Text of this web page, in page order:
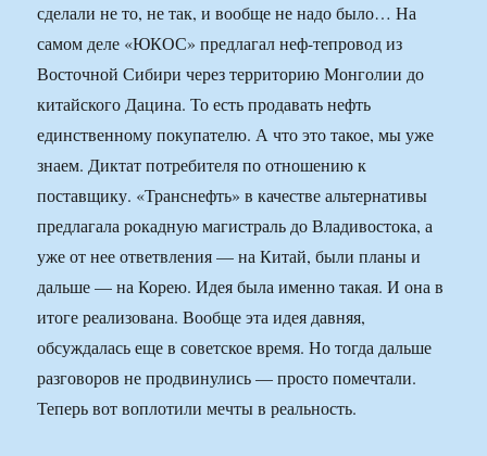
сделали не то, не так, и вообще не надо было… На
самом деле «ЮКОС» предлагал неф-тепровод из
Восточной Сибири через территорию Монголии до
китайского Дацина. То есть продавать нефть
единственному покупателю. А что это такое, мы уже
знаем. Диктат потребителя по отношению к
поставщику. «Транснефть» в качестве альтернативы
предлагала рокадную магистраль до Владивостока, а
уже от нее ответвления — на Китай, были планы и
дальше — на Корею. Идея была именно такая. И она в
итоге реализована. Вообще эта идея давняя,
обсуждалась еще в советское время. Но тогда дальше
разговоров не продвинулись — просто помечтали.
Теперь вот воплотили мечты в реальность.